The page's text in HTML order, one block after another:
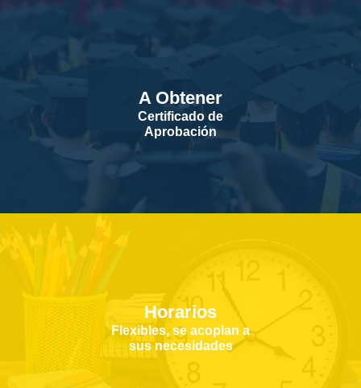
A Obtener
Certificado de
Aprobación
Horarios
Flexibles, se acoplan a
sus necesidades